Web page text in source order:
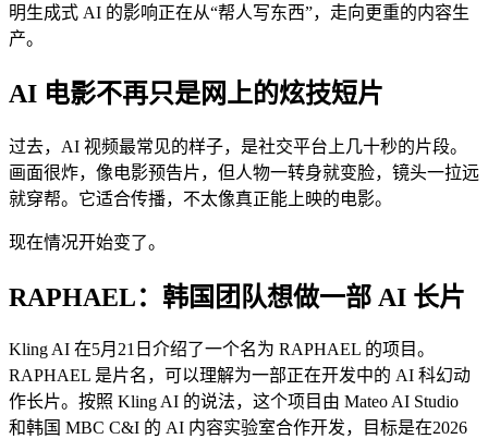
明生成式 AI 的影响正在从“帮人写东西”，走向更重的内容生
产。
AI 电影不再只是网上的炫技短片
过去，AI 视频最常见的样子，是社交平台上几十秒的片段。
画面很炸，像电影预告片，但人物一转身就变脸，镜头一拉远
就穿帮。它适合传播，不太像真正能上映的电影。
现在情况开始变了。
RAPHAEL：韩国团队想做一部 AI 长片
Kling AI 在5月21日介绍了一个名为 RAPHAEL 的项目。
RAPHAEL 是片名，可以理解为一部正在开发中的 AI 科幻动
作长片。按照 Kling AI 的说法，这个项目由 Mateo AI Studio
和韩国 MBC C&I 的 AI 内容实验室合作开发，目标是在2026